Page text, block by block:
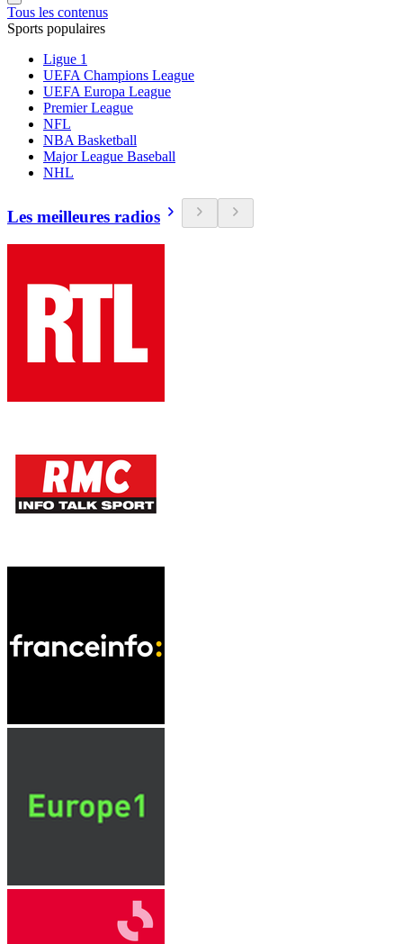
Tous les contenus
Sports populaires
Ligue 1
UEFA Champions League
UEFA Europa League
Premier League
NFL
NBA Basketball
Major League Baseball
NHL
Les meilleures radios